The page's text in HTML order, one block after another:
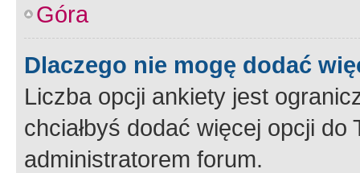
Góra
Dlaczego nie mogę dodać
Liczba opcji ankiety jest
chciałbyś dodać więcej opcji
administratorem forum.